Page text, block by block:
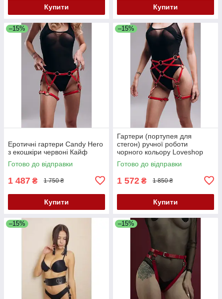
Купити Купити
–15%
Еротичні гартери Candy Hero
з екошкіри червоні Кайф
Готово до відправки
1 487 ₴ 1 750 ₴
Купити
–15%
Гартери (портупея для
стегон) ручної роботи
чорного кольору Loveshop
модель G 7 1 Кайф
Готово до відправки
1 572 ₴ 1 850 ₴
Купити
–15% –15%